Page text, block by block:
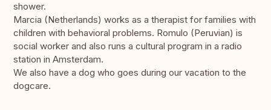
shower.
Marcia (Netherlands) works as a therapist for families with
children with behavioral problems. Romulo (Peruvian) is
social worker and also runs a cultural program in a radio
station in Amsterdam.
We also have a dog who goes during our vacation to the
dogcare.